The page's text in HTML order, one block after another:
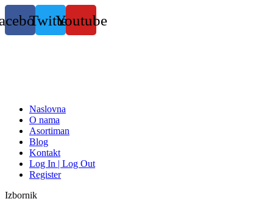
Skočite
na
sadržaj
TwitterYoutube
Naslovna
O nama
Asortiman
Blog
Kontakt
Log In | Log Out
Register
Izbornik